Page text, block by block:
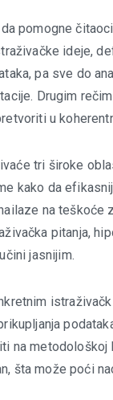
pomogne
ideje,
pa sve do
Drugim
u
tri široke
kako da
na
pitanja,
jasnijim.
na
šta može poći